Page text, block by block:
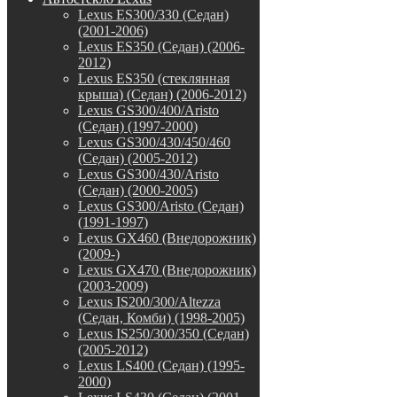
Lexus ES300/330 (Седан)
(2001-2006)
Lexus ES350 (Седан) (2006-
2012)
Lexus ES350 (стеклянная
крыша) (Седан) (2006-2012)
Lexus GS300/400/Aristo
(Седан) (1997-2000)
Lexus GS300/430/450/460
(Седан) (2005-2012)
Lexus GS300/430/Aristo
(Седан) (2000-2005)
Lexus GS300/Aristo (Седан)
(1991-1997)
Lexus GX460 (Внедорожник)
(2009-)
Lexus GX470 (Внедорожник)
(2003-2009)
Lexus IS200/300/Altezza
(Седан, Комби) (1998-2005)
Lexus IS250/300/350 (Седан)
(2005-2012)
Lexus LS400 (Седан) (1995-
2000)